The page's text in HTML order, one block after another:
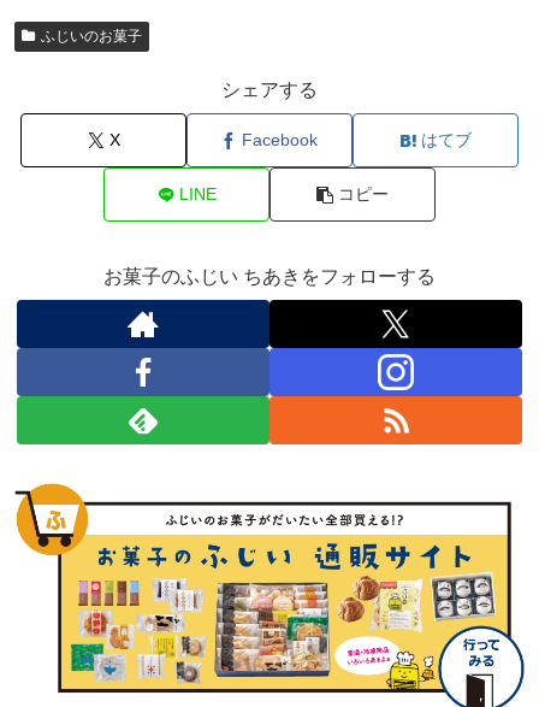
ふじいのお菓子
シェアする
X Facebook はてブ
LINE コピー
お菓子のふじい ちあきをフォローする